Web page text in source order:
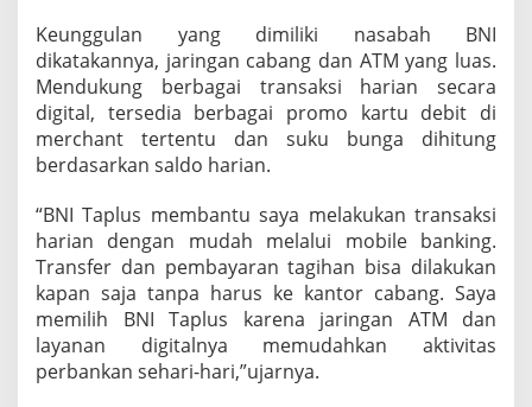
Keunggulan yang dimiliki nasabah BNI
dikatakannya, jaringan cabang dan ATM yang luas.
Mendukung berbagai transaksi harian secara
digital, tersedia berbagai promo kartu debit di
merchant tertentu dan suku bunga dihitung
berdasarkan saldo harian.
“BNI Taplus membantu saya melakukan transaksi
harian dengan mudah melalui mobile banking.
Transfer dan pembayaran tagihan bisa dilakukan
kapan saja tanpa harus ke kantor cabang. Saya
memilih BNI Taplus karena jaringan ATM dan
layanan digitalnya memudahkan aktivitas
perbankan sehari-hari,”ujarnya.